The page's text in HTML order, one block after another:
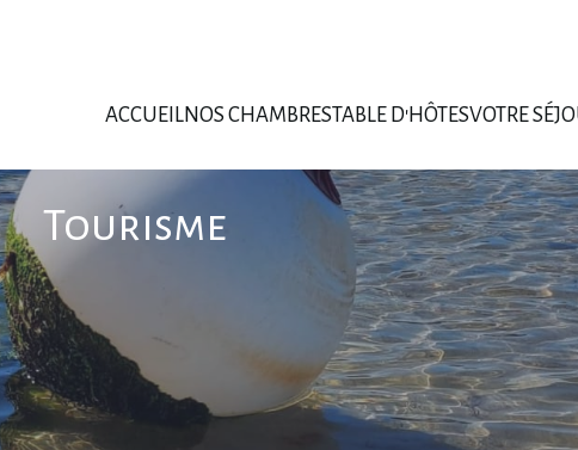
ACCUEILNOS CHAMBRESTABLE D'HÔTESVOTRE
Tourisme